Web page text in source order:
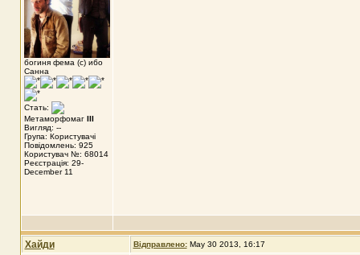
богиня фема (с) ибо
Санна
Стать:
Метаморфомаг III
Вигляд: --
Група: Користувачі
Повідомлень: 925
Користувач №: 68014
Реєстрація: 29-
December 11
Хайди Відправлено: May 30 2013, 16:17